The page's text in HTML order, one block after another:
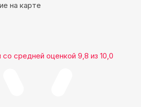
на карте
со средней оценкой 9,8 из 10,0